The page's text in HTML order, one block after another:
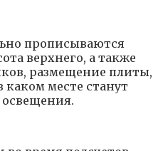
прописываются
верхнего, а также
размещение плиты,
месте станут